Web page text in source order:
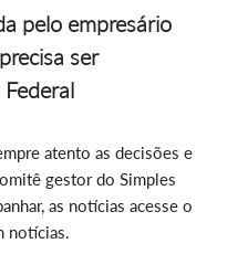
pelo empresário
ser
atento as decisões e
gestor do Simples
as notícias acesse o
notícias.